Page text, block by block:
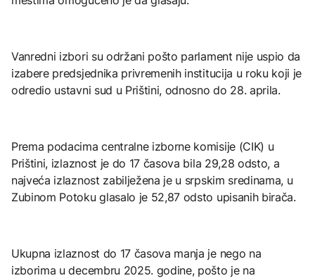
Vanredni izbori su održani pošto parlament nije uspio da
izabere predsjednika privremenih institucija u roku koji je
odredio ustavni sud u Prištini, odnosno do 28. aprila.
Prema podacima centralne izborne komisije (CIK) u
Prištini, izlaznost je do 17 časova bila 29,28 odsto, a
najveća izlaznost zabilježena je u srpskim sredinama, u
Zubinom Potoku glasalo je 52,87 odsto upisanih birača.
Ukupna izlaznost do 17 časova manja je nego na
izborima u decembru 2025. godine, pošto je na